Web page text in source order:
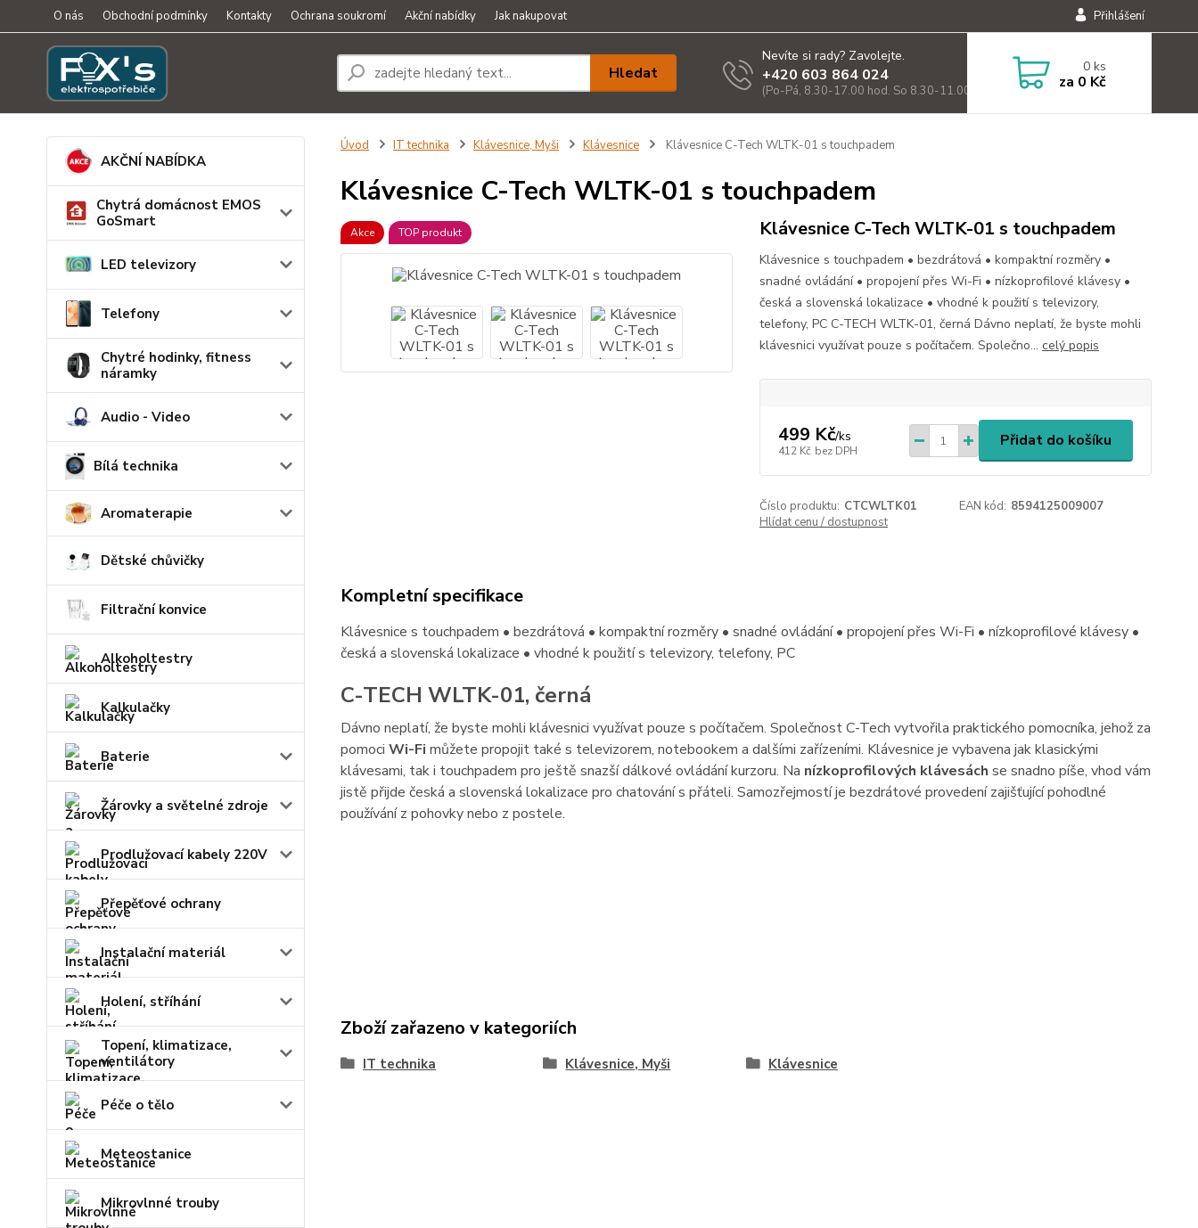
O nás Obchodní podmínky Kontakty Ochrana soukromí Akční nabídky Jak nakupovat Přihlášení
Hledat
Nevíte si rady? Zavolejte.
+420 603 864 024
(Po-Pá, 8.30-17.00 hod. So 8.30-11.00)
0ks
za 0 Kč
AKČNÍ NABÍDKA
Chytrá domácnost EMOS
GoSmart
LED televizory
Telefony
Chytré hodinky, fitness
náramky
Audio - Video
Bílá technika
Aromaterapie
Dětské chůvičky
Filtrační konvice
Alkoholtestry
Kalkulačky
Baterie
Žárovky a světelné zdroje
Prodlužovací kabely 220V
Přepěťové ochrany
Instalační materiál
Holení, stříhání
Topení, klimatizace,
ventilátory
Péče o tělo
Meteostanice
Mikrovlnné trouby
Úvod IT technika Klávesnice, Myši Klávesnice Klávesnice C-Tech WLTK-01 s touchpadem
Klávesnice C-Tech WLTK-01 s touchpadem
Akce TOP produkt Klávesnice C-Tech WLTK-01 s touchpadem
Klávesnice s touchpadem • bezdrátová • kompaktní rozměry •
snadné ovládání • propojení přes Wi-Fi • nízkoprofilové klávesy •
česká a slovenská lokalizace • vhodné k použití s televizory,
telefony, PC C-TECH WLTK-01, černá Dávno neplatí, že byste mohli
klávesnici využívat pouze s počítačem. Společno... celý popis
499 Kč/ks
412 Kč bez DPH
Přidat do košíku
Číslo produktu: CTCWLTK01 EAN kód: 8594125009007
Hlídat cenu / dostupnost
Kompletní specifikace
Klávesnice s touchpadem • bezdrátová • kompaktní rozměry • snadné ovládání • propojení přes Wi-Fi • nízkoprofilové klávesy •
česká a slovenská lokalizace • vhodné k použití s televizory, telefony, PC
C-TECH WLTK-01, černá
Dávno neplatí, že byste mohli klávesnici využívat pouze s počítačem. Společnost C-Tech vytvořila praktického pomocníka, jehož za
pomoci Wi-Fi můžete propojit také s televizorem, notebookem a dalšími zařízeními. Klávesnice je vybavena jak klasickými
klávesami, tak i touchpadem pro ještě snazší dálkové ovládání kurzoru. Na nízkoprofilových klávesách se snadno píše, vhod vám
jistě přijde česká a slovenská lokalizace pro chatování s přáteli. Samozřejmostí je bezdrátové provedení zajišťující pohodlné
používání z pohovky nebo z postele.
Zboží zařazeno v kategoriích
IT technika Klávesnice, Myši Klávesnice